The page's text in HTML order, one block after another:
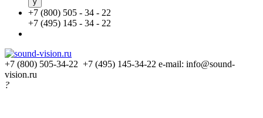
+7 (800) 505 - 34 - 22
+7 (495) 145 - 34 - 22
+7 (800) 505-34-22 +7 (495) 145-34-22 e-mail: info@sound-
vision.ru
?